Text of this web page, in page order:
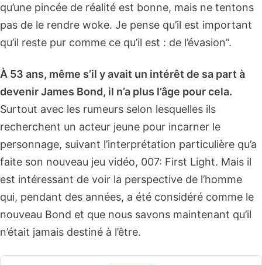
qu’une pincée de réalité est bonne, mais ne tentons
pas de le rendre woke. Je pense qu’il est important
qu’il reste pur comme ce qu’il est : de l’évasion”.
À 53 ans, même s’il y avait un intérêt de sa part à
devenir James Bond, il n’a plus l’âge pour cela.
Surtout avec les rumeurs selon lesquelles ils
recherchent un acteur jeune pour incarner le
personnage, suivant l’interprétation particulière qu’a
faite son nouveau jeu vidéo, 007: First Light. Mais il
est intéressant de voir la perspective de l’homme
qui, pendant des années, a été considéré comme le
nouveau Bond et que nous savons maintenant qu’il
n’était jamais destiné à l’être.